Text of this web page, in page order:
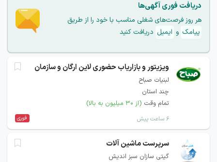
دریافت فوری آگهی‌ها
هر روز فرصت‌های شغلی مناسب با خود را از طریق
پیامک و ایمیل دریافت کنید
ویزیتور و بازاریاب حضوری لاین ارگان و سازمان
لبنیات صباح
چند استان
تمام وقت (از ۳۰ میلیون به بالا)
۶ ساعت پیش فوری
سرپرست ماشین آلات
گیتی سازان سبز اندیش